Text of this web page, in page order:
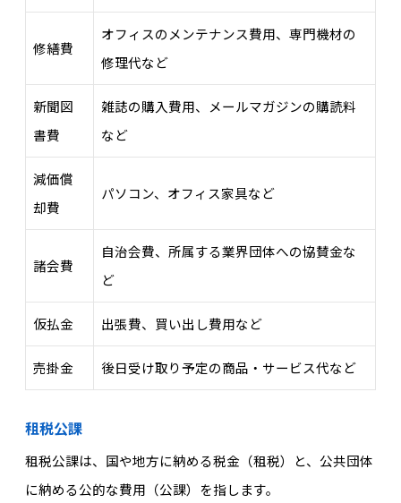
修繕費
オフィスのメンテナンス費用、専門機材の
修理代など
新聞図
書費
雑誌の購入費用、メールマガジンの購読料
など
減価償
却費
パソコン、オフィス家具など
諸会費
自治会費、所属する業界団体への協賛金な
ど
仮払金 出張費、買い出し費用など
売掛金 後日受け取り予定の商品・サービス代など
租税公課
租税公課は、国や地方に納める税金（租税）と、公共団体
に納める公的な費用（公課）を指します。